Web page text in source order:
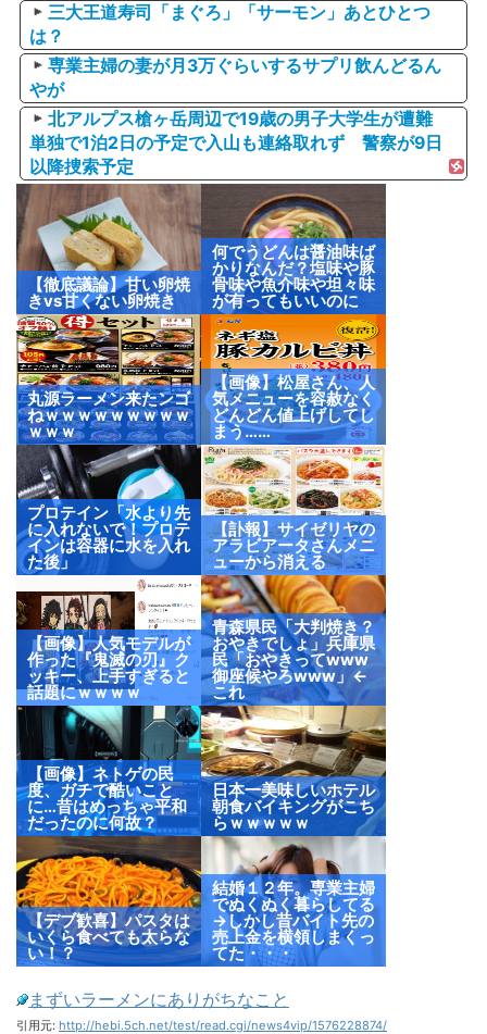
三大王道寿司「まぐろ」「サーモン」あとひとつ
は？
専業主婦の妻が月3万ぐらいするサプリ飲んどるん
やが
北アルプス槍ヶ岳周辺で19歳の男子大学生が遭難
単独で1泊2日の予定で入山も連絡取れず 警察が9日
以降捜索予定
【徹底議論】甘い卵焼
きvs甘くない卵焼き
何でうどんは醤油味ば
かりなんだ？塩味や豚
骨味や魚介味や坦々味
が有ってもいいのに
丸源ラーメン来たンゴ
ねｗｗｗｗｗｗｗｗｗ
ｗｗｗ
【画像】松屋さん、人
気メニューを容赦なく
どんどん値上げしてし
まう……
プロテイン「水より先
に入れないで！プロテ
インは容器に水を入れ
た後」
【訃報】サイゼリヤの
アラビアータさんメニ
ューから消える
【画像】人気モデルが
作った『鬼滅の刃』ク
ッキー、上手すぎると
話題にｗｗｗｗ
青森県民「大判焼き？
おやきでしょ」兵庫県
民「おやきってwww
御座候やろwww」←
これ
【画像】ネトゲの民
度、ガチで酷いこと
に…昔はめっちゃ平和
だったのに何故？
日本一美味しいホテル
朝食バイキングがこち
らｗｗｗｗｗ
【デブ歓喜】パスタは
いくら食べても太らな
い！？
結婚１２年。専業主婦
でぬくぬく暮らしてる
→しかし昔バイト先の
売上金を横領しまくっ
てた・・・
まずいラーメンにありがちなこと
引用元: http://hebi.5ch.net/test/read.cgi/news4vip/1576228874/